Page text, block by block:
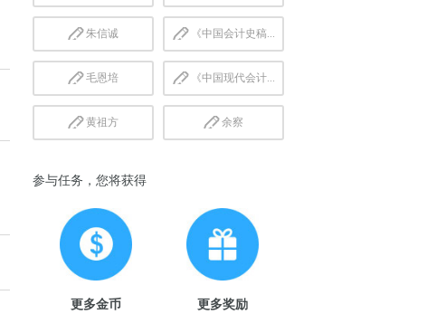
朱信诚 《中国会计史稿...
毛恩培 《中国现代会计...
黄祖方 余察
参与任务，您将获得
更多金币 更多奖励